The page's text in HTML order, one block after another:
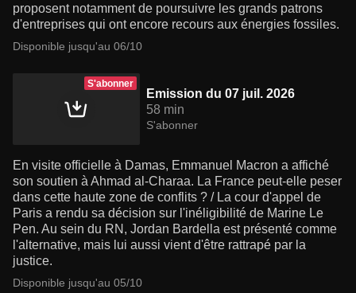
proposent notamment de poursuivre les grands patrons
d'entreprises qui ont encore recours aux énergies fossiles.
Disponible jusqu'au 06/10
S'abonner
Emission du 07 juil. 2026
58 min
S'abonner
En visite officielle à Damas, Emmanuel Macron a affiché
son soutien à Ahmad al-Charaa. La France peut-elle peser
dans cette haute zone de conflits ? / La cour d'appel de
Paris a rendu sa décision sur l'inéligibilité de Marine Le
Pen. Au sein du RN, Jordan Bardella est présenté comme
l'alternative, mais lui aussi vient d'être rattrapé par la
justice.
Disponible jusqu'au 05/10